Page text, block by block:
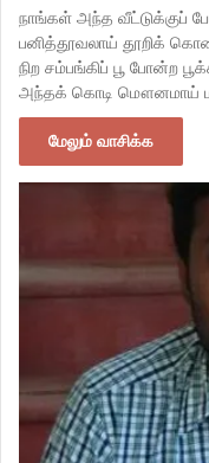
நாங்கள் அந்த வீட்டுக்குப்
பனித்தூவலாய் தூறிக்
நிற சம்பங்கிப் பூ போன்ற
அந்தக் கொடி மௌனமாய்
மேலும் வாசிக்க